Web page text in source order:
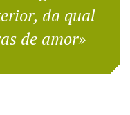
da qual
de amor»